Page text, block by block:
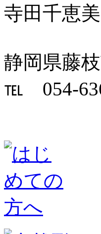
寺田千恵美
静岡県藤
℡ 054-